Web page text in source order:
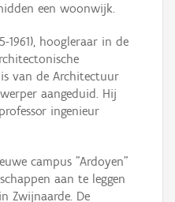
een woonwijk.
1961), hoogleraar in de
van de Architectuur
aangeduid. Hij
ingenieur
campus "Ardoyen"
aan te leggen
Zwijnaarde. De